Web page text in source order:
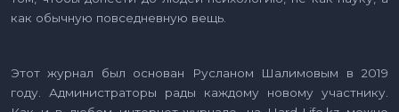
как обычную повседневную вещь.
Этот журнал был основан Русланом Шалимовым в 2019
году. Администраторы рады каждому новому участнику.